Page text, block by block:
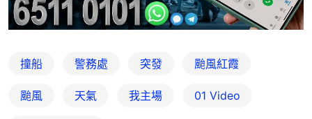
撞船 警務處 突發 颱風紅霞
颱風 天氣 我主場 01 Video